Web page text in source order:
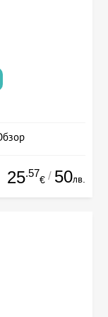
25.57
€ / 50лв.